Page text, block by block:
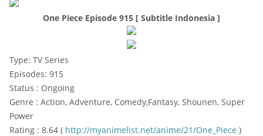
One Piece Episode 915 [ Subtitle Indonesia ]
Type: TV Series
Episodes: 915
Status : Ongoing
Genre : Action, Adventure, Comedy,Fantasy, Shounen, Super
Power
Rating : 8.64 ( http://myanimelist.net/anime/21/One_Piece )